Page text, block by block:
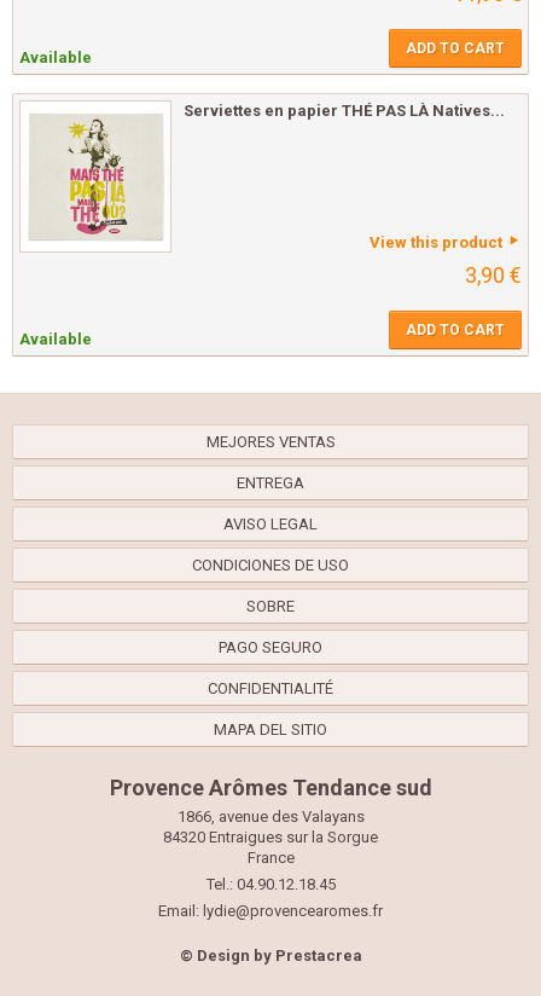
Available ADD TO CART
Serviettes en papier THÉ PAS LÀ Natives...
View this product
3,90 €
Available ADD TO CART
MEJORES VENTAS
ENTREGA
AVISO LEGAL
CONDICIONES DE USO
SOBRE
PAGO SEGURO
CONFIDENTIALITÉ
MAPA DEL SITIO
Provence Arômes Tendance sud
1866, avenue des Valayans
84320 Entraigues sur la Sorgue
France
Tel.: 04.90.12.18.45
Email: lydie@provencearomes.fr
© Design by Prestacrea